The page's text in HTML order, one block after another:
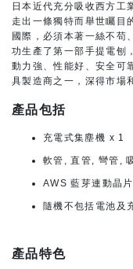
日本近代充分吸收西方工
走出一條獨特而舉世矚目
國際，必須本著一絲不苟
功生產了第一部手提電刨
動力強、性能好、安全可
具製造商之一，深得市場
產品包括
充電式集塵機 x 1
軟管, 直管, 彎管,
AWS 藍芽連動晶
隨機不包括電池及
產品特色